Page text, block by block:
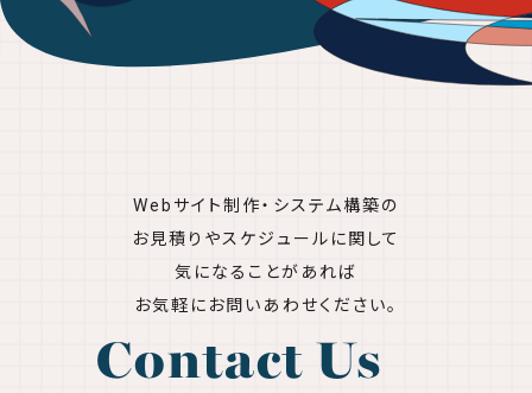
Webサイト制作・システム構築の
お見積りやスケジュールに関して
気になることがあれば
お気軽にお問いあわせください。
Contact Us